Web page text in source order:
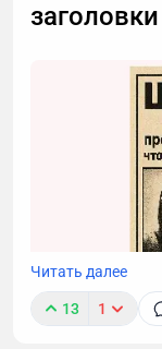
Авторы хотят,
Читать далее
13 1